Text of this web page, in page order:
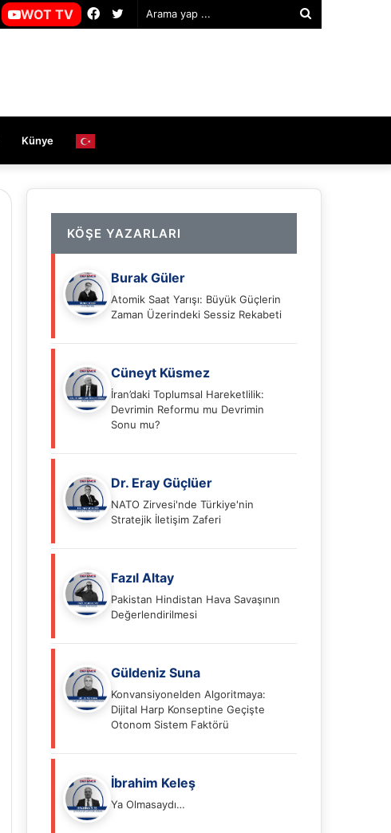
Twitter
Facebook
WOT TV
Künye
KÖŞE YAZARLARI
Burak Güler
Atomik Saat Yarışı: Büyük Güçlerin
Zaman Üzerindeki Sessiz Rekabeti
Cüneyt Küsmez
İran’daki Toplumsal Hareketlilik:
Devrimin Reformu mu Devrimin
Sonu mu?
Dr. Eray Güçlüer
NATO Zirvesi'nde Türkiye'nin
Stratejik İletişim Zaferi
Fazıl Altay
Pakistan Hindistan Hava Savaşının
Değerlendirilmesi
Güldeniz Suna
Konvansiyonelden Algoritmaya:
Dijital Harp Konseptine Geçişte
Otonom Sistem Faktörü
İbrahim Keleş
Ya Olmasaydı…